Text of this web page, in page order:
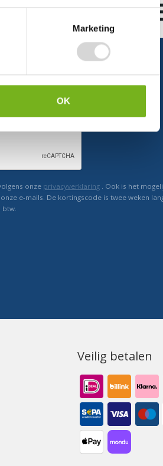
Marketing
OK
Ontvang direct korting
onze privacyverklaring . Ook is het
e-mails. De kortingscode is twee weken
btw.
Veilig betalen